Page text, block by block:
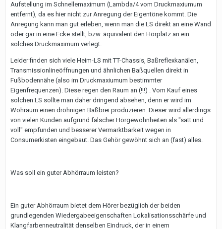
Aufstellung im Schnellemaximum (Lambda/4 vom Druckmaxiumum
entfernt), da es hier nicht zur Anregung der Eigentöne kommt. Die
Anregung kann man gut erleben, wenn man die LS direkt an eine Wand
oder gar in eine Ecke stellt, bzw. äquivalent den Hörplatz an ein
solches Druckmaximum verlegt.
Leider finden sich viele Heim-LS mit TT-Chassis, Baßreflexkanälen,
Transmissionlineöffnungen und ähnlichen Baßquellen direkt in
Fußbodennähe (also im Druckmaxiumum bestimmter
Eigenfrequenzen). Diese regen den Raum an (!!!) . Vom Kauf eines
solchen LS sollte man daher dringend absehen, denn er wird im
Wohraum einen dröhnigen Baßbrei produzieren. Dieser wird allerdings
von vielen Kunden aufgrund falscher Hörgewohnheiten als "satt und
voll" empfunden und besserer Vermarktbarkeit wegen in
Consumerkisten eingebaut. Das Gehör gewöhnt sich an (fast) alles.
Was soll ein guter Abhörraum leisten?
Ein guter Abhörraum bietet dem Hörer bezüglich der beiden
grundlegenden Wiedergabeeigenschaften Lokalisationsschärfe und
Klangfarbenneutralität denselben Eindruck, der in einem